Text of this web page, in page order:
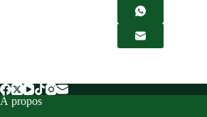
À propos